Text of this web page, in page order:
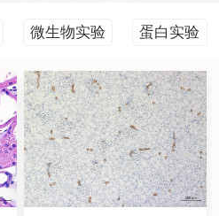
微生物实验 蛋白实验